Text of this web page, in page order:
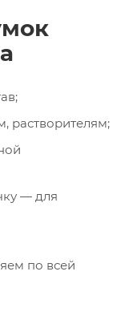
растворителям;
— для
по всей